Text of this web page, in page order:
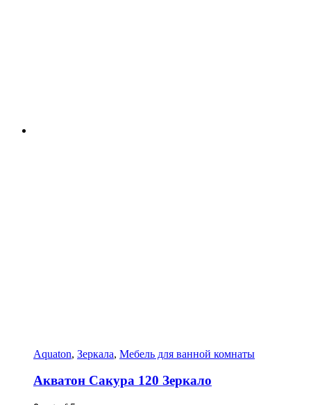
Aquaton, Зеркала, Мебель для ванной комнаты
Акватон Сакура 120 Зеркало